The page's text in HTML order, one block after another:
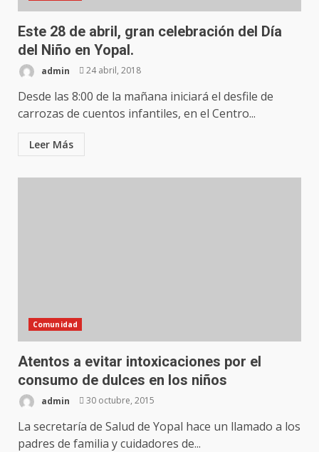
Este 28 de abril, gran celebración del Día
del Niño en Yopal.
admin 24 abril, 2018
Desde las 8:00 de la mañana iniciará el desfile de
carrozas de cuentos infantiles, en el Centro...
Leer Más
Comunidad
Atentos a evitar intoxicaciones por el
consumo de dulces en los niños
admin 30 octubre, 2015
La secretaría de Salud de Yopal hace un llamado a los
padres de familia y cuidadores de...